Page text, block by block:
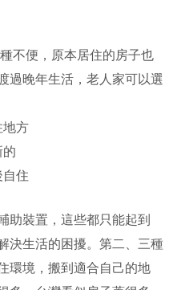
不便，原本居住的房子也
過晚年生活，老人家可以選
地方
住
助裝置，這些都只能起到
決生活的困擾。第二、三種
環境，搬到適合自己的地